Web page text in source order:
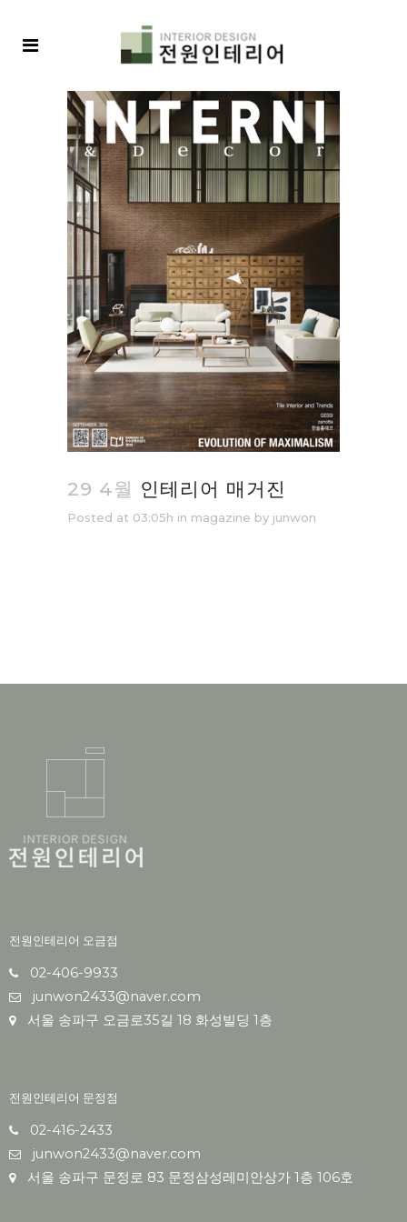
29 4월 인테리어 매거진
Posted at 03:05h in magazine by junwon
전원인테리어 오금점
02-406-9933
junwon2433@naver.com
서울 송파구 오금로35길 18 화성빌딩 1층
전원인테리어 문정점
02-416-2433
junwon2433@naver.com
서울 송파구 문정로 83 문정삼성레미안상가 1층 106호